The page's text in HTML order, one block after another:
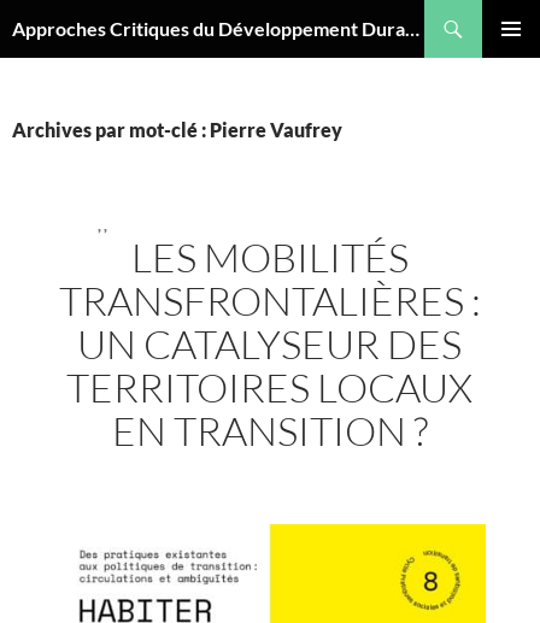
au
Approches Critiques du Développement Durable
Archives par mot-clé : Pierre Vaufrey
,,
LES MOBILITÉS
TRANSFRONTALIÈRES :
UN CATALYSEUR DES
TERRITOIRES LOCAUX
EN TRANSITION ?